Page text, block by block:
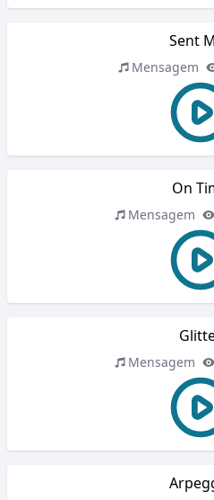
Sent
Mensagem
On
Mensagem
Mensagem